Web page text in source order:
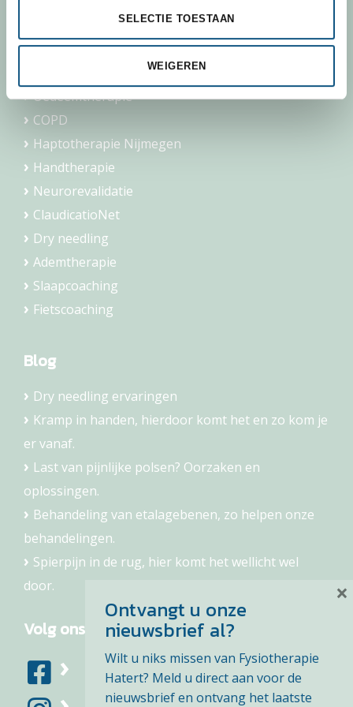
SELECTIE TOESTAAN
WEIGEREN
Manuele therapie Nijmegen
Oedeemtherapie
COPD
Haptotherapie Nijmegen
Handtherapie
Neurorevalidatie
ClaudicatioNet
Dry needling
Ademtherapie
Slaapcoaching
Fietscoaching
Blog
Dry needling ervaringen
Kramp in handen, hierdoor komt het en zo kom je
er vanaf.
Last van pijnlijke polsen? Oorzaken en
oplossingen.
Behandeling van etalagebenen, zo helpen onze
behandelingen.
Spierpijn in de rug, hier komt het wellicht wel
door.
Volg ons
Ontvangt u onze
nieuwsbrief al?
Wilt u niks missen van Fysiotherapie
Hatert? Meld u direct aan voor de
nieuwsbrief en ontvang het laatste
×